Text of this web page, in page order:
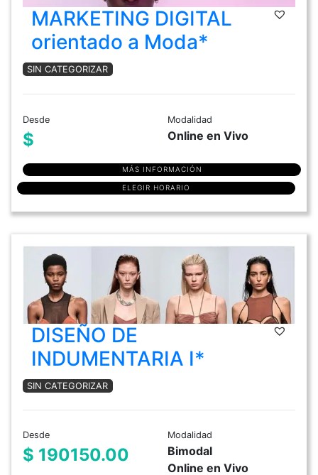
MARKETING DIGITAL
orientado a Moda*
SIN CATEGORIZAR
Desde
$
Modalidad
Online en Vivo
MÁS INFORMACIÓN
ELEGIR HORARIO
DISEÑO DE
INDUMENTARIA I*
SIN CATEGORIZAR
Desde
$ 190150.00
Modalidad
Bimodal
Online en Vivo